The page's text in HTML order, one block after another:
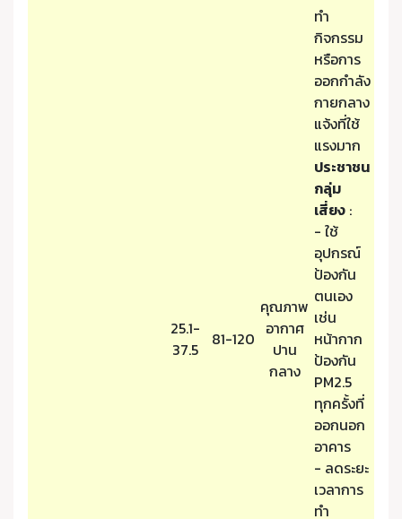
25.1-
37.5
81-120
คุณภาพ
อากาศ
ปาน
กลาง
ทำ
กิจกรรม
หรือการ
ออกกำลัง
กายกลาง
แจ้งที่ใช้
แรงมาก
ประชาชน
กลุ่ม
เสี่ยง :
- ใช้
อุปกรณ์
ป้องกัน
ตนเอง
เช่น
หน้ากาก
ป้องกัน
PM2.5
ทุกครั้งที่
ออกนอก
อาคาร
- ลดระยะ
เวลาการ
ทำ